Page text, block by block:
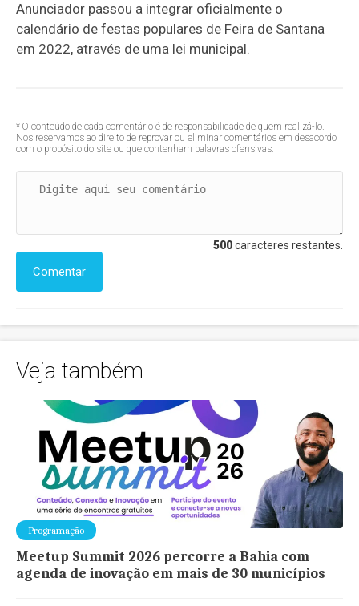
Anunciador passou a integrar oficialmente o
calendário de festas populares de Feira de Santana
em 2022, através de uma lei municipal.
* O conteúdo de cada comentário é de responsabilidade de quem realizá-lo.
Nos reservamos ao direito de reprovar ou eliminar comentários em desacordo
com o propósito do site ou que contenham palavras ofensivas.
500caracteres restantes.
Comentar
Veja também
Programação
Meetup Summit 2026 percorre a Bahia com
agenda de inovação em mais de 30 municípios